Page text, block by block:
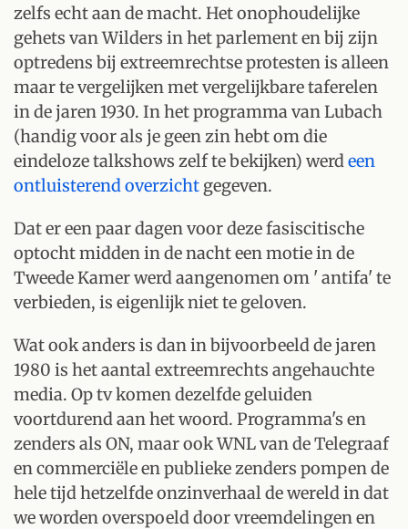
zelfs echt aan de macht. Het onophoudelijke
gehets van Wilders in het parlement en bij zijn
optredens bij extreemrechtse protesten is alleen
maar te vergelijken met vergelijkbare taferelen
in de jaren 1930. In het programma van Lubach
(handig voor als je geen zin hebt om die
eindeloze talkshows zelf te bekijken) werdeen
ontluisterend overzicht gegeven.
Dat er een paar dagen voor deze fasiscitische
optocht midden in de nacht een motie in de
Tweede Kamer werd aangenomen om ' antifa' te
verbieden, is eigenlijk niet te geloven.
Wat ook anders is dan in bijvoorbeeld de jaren
1980 is het aantal extreemrechts angehauchte
media. Op tv komen dezelfde geluiden
voortdurend aan het woord. Programma's en
zenders als ON, maar ook WNL van de Telegraaf
en commerciële en publieke zenders pompen de
hele tijd hetzelfde onzinverhaal de wereld in dat
we worden overspoeld door vreemdelingen en